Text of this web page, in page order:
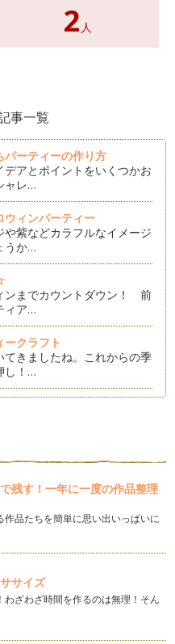
2 人
事一覧
パーティーの作り方
アとポイントをいくつかお
ャレ…
ウィンパーティー
や紫などカラフルなイメージ
うか…
ンまでカウントダウン！ 前
ィア…
クラフト
きましたね。これからの季
し！…
は、思わずコメントしてし
…
！テーブルデコレーション
テムで一段とオシャレに大変
ポ…
しゃピク」アイデア
なピクニック"略して「おし
クラフト
連想するものと言えば「笹
し…
残す！一年に一度の作品整理
品たちを簡単に思い出いっぱいに
サイズ
ざわざ時間を作るのは無理！そん